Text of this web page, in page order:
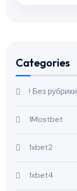
Categories
! Без рубрики
1Mostbet
1xbet2
1xbet4